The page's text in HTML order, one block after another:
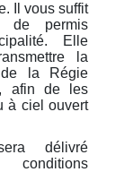
Il vous suffit
de permis
Elle
la
la Régie
afin de les
à ciel ouvert
délivré
conditions